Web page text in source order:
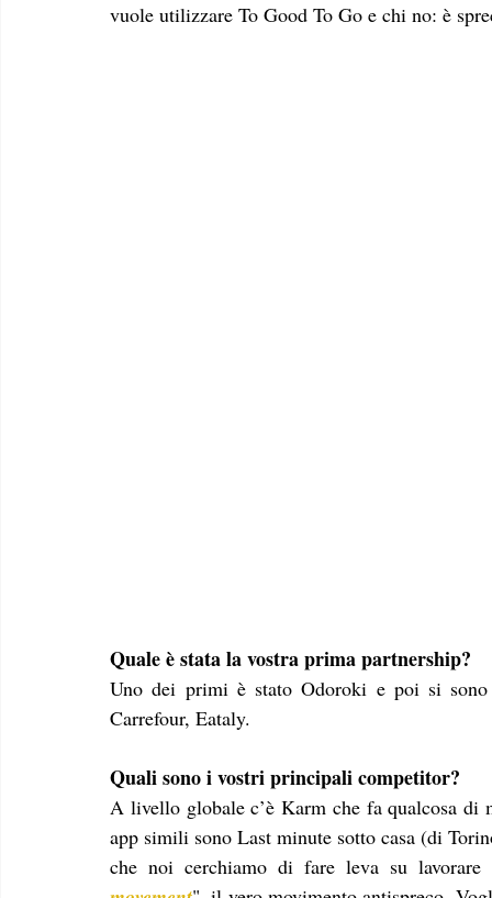
vuole utilizzare To Good To Go e chi no: è
Quale è stata la vostra prima partnership?
Uno dei primi è stato Odoroki e poi si sono
Carrefour, Eataly.
Quali sono i vostri principali competitor?
A livello globale c’è Karm che fa qualcosa
app simili sono Last minute sotto casa (di
che noi cerchiamo di fare leva su